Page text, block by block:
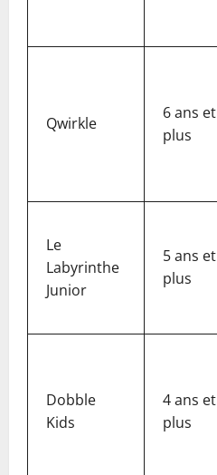
Qwirkle
6 ans et
plus
Le
Labyrinthe
Junior
5 ans et
plus
Dobble
Kids
4 ans et
plus